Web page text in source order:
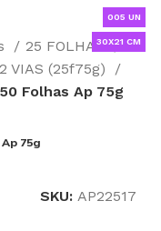
005 UN
30X21 CM
25 FOLHAS
VIAS (25f75g)
Folhas Ap 75g
75g
SKU:AP22517